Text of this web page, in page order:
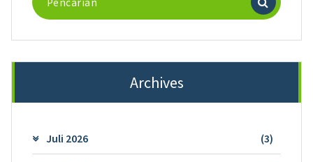
untuk:
Archives
Juli 2026 (3)